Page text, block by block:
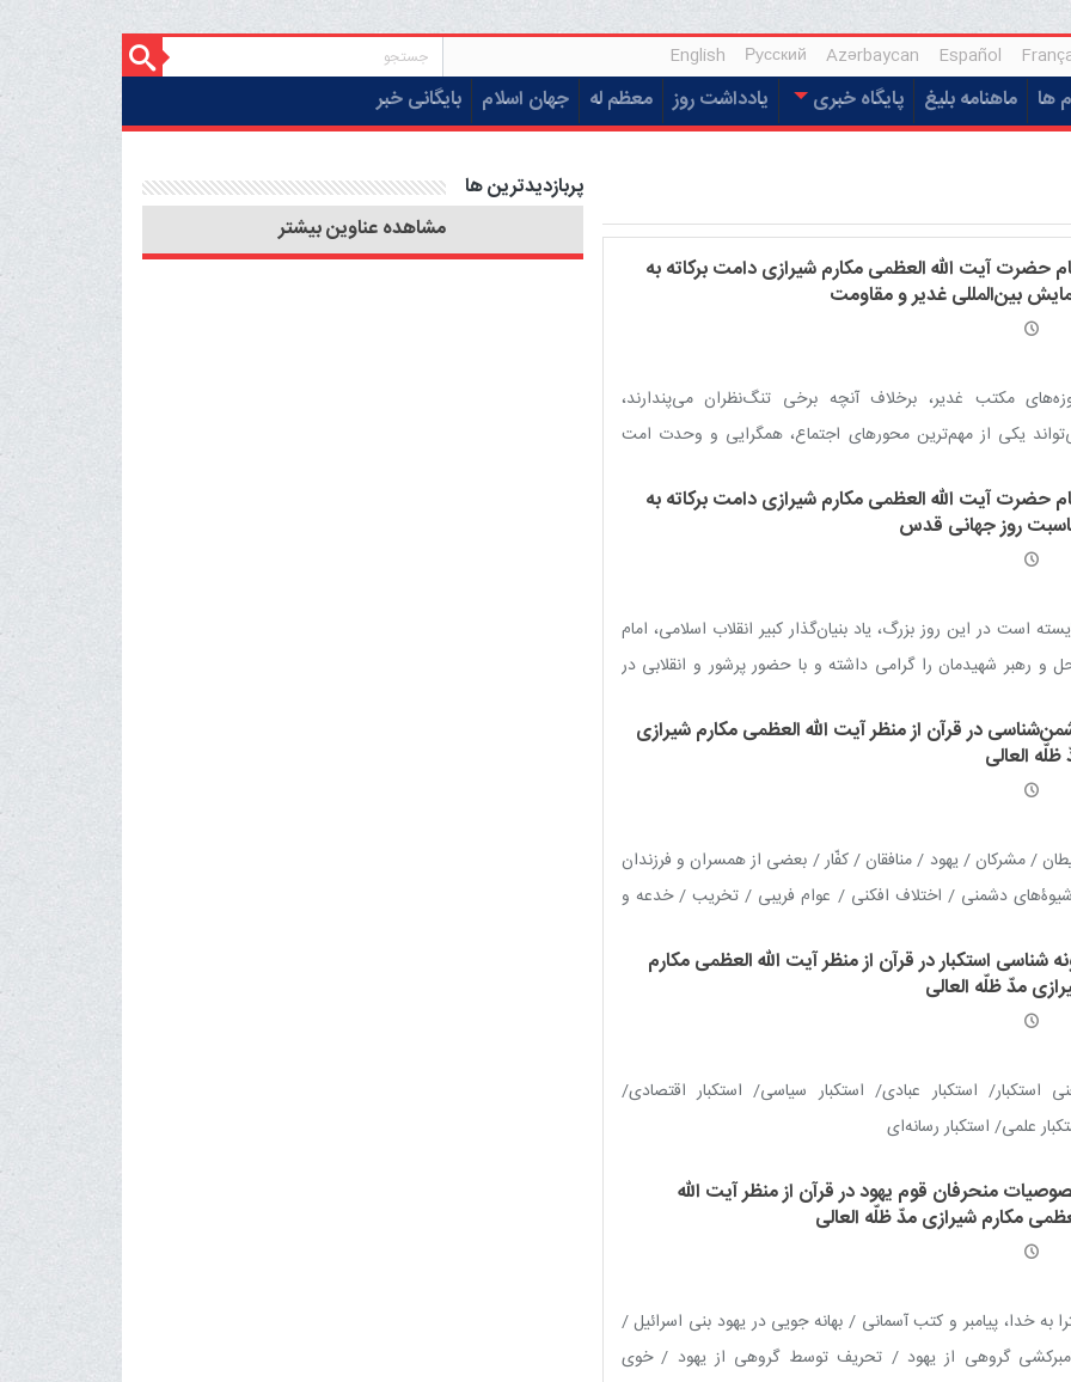
Español
Azərbaycan
Русский
English
ها ماهنامه بلیغ پایگاه خبری یادداشت روز معظم له جهان اسلام بایگانی خبر
حضرت آیت الله العظمی مکارم شیرازی دامت برکاته به
بین‌المللی غدیر و مقاومت
مکتب غدیر، برخلاف آنچه برخی تنگ‌نظران می‌پندارند،
یکی از مهم‌ترین محورهای اجتماع، همگرایی و وحدت امت
حضرت آیت الله العظمی مکارم شیرازی دامت برکاته به
روز جهانی قدس
است در این روز بزرگ، یاد بنیان‌گذار کبیر انقلاب اسلامی، امام
و رهبر شهیدمان را گرامی داشته و با حضور پرشور و انقلابی در
در قرآن از منظر آیت الله العظمی مکارم شیرازی
العالی
/ مشرکان / یهود / منافقان / کفّار / بعضی از همسران و فرزندان
دشمنی / اختلاف افکنی / عوام فریبی / تخریب / خدعه و
/ افزایش قدرت نظامی / ممنوعیت دوستی با بیگانگان / جهاد و
شناسی استکبار در قرآن از منظر آیت الله العظمی مکارم
مدّ ظلّه العالی
استکبار/ استکبار عبادی/ استکبار سیاسی/ استکبار اقتصادی/
علمی/ استکبار رسانه‌ای
منحرفان قوم یهود در قرآن از منظر آیت الله
مکارم شیرازی مدّ ظلّه العالی
به خدا، پیامبر و کتب آسمانی / بهانه جویی در یهود بنى اسرائیل /
گروهی از یهود / تحریف توسط گروهی از یهود / خوی
پربازدیدترین ها
مشاهده عناوین بیشتر